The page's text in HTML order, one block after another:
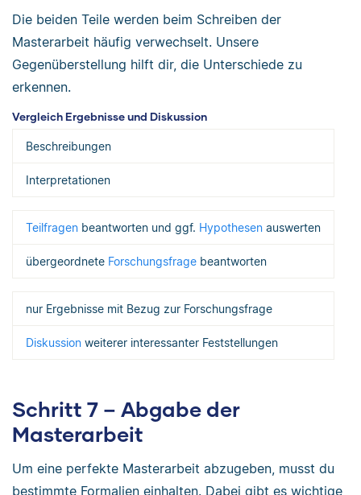
Die beiden Teile werden beim Schreiben der
Masterarbeit häufig verwechselt. Unsere
Gegenüberstellung hilft dir, die Unterschiede zu
erkennen.
Vergleich Ergebnisse und Diskussion
Beschreibungen
Interpretationen
Teilfragen beantworten und ggf. Hypothesen auswerten
übergeordnete Forschungsfrage beantworten
nur Ergebnisse mit Bezug zur Forschungsfrage
Diskussion weiterer interessanter Feststellungen
Schritt 7 – Abgabe der
Masterarbeit
Um eine perfekte Masterarbeit abzugeben, musst du
bestimmte Formalien einhalten. Dabei gibt es wichtige